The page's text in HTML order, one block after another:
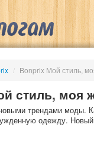
/ Bonprix Мой стиль,
стиль, моя
трендами моды.
одежду.